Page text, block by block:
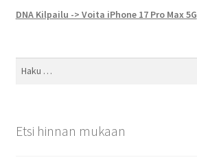
DNA Kilpailu -> Voita iPhone 17 Pro Max 5G
Haku:
Etsi hinnan mukaan